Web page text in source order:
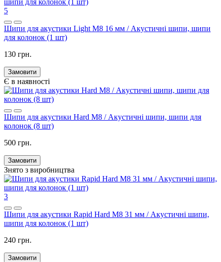
5
Шипи для акустики Light M8 16 мм / Акустичні шипи, шипи
для колонок (1 шт)
130 грн.
Замовити
Є в наявності
Шипи для акустики Hard M8 / Акустичні шипи, шипи для
колонок (8 шт)
500 грн.
Замовити
Знято з виробництва
3
Шипи для акустики Rapid Hard M8 31 мм / Акустичні шипи,
шипи для колонок (1 шт)
240 грн.
Замовити